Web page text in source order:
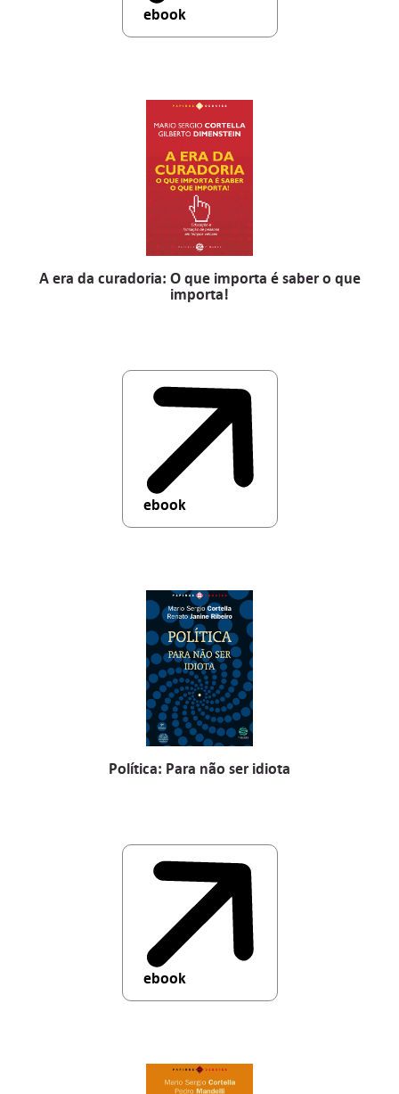
ebook
A era da curadoria: O que importa é saber o que
importa!
ebook
Política: Para não ser idiota
ebook